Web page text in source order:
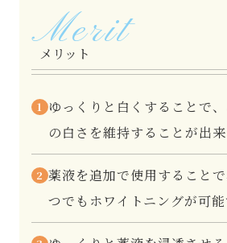
Merit
メリット
1 ゆっくりと白くすることで
の白さを維持することが出来
2 薬液を追加で使用すること
つでもホワイトニングが可能